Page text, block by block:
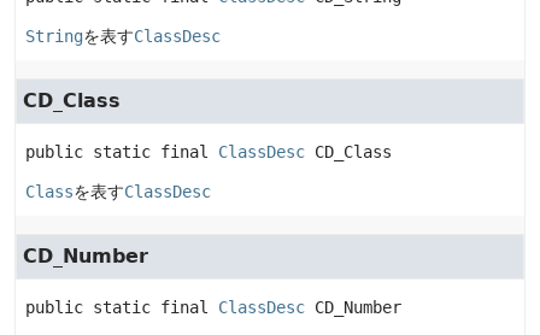
Stringを表すClassDesc
CD_Class
public static final ClassDesc CD_Class
Classを表すClassDesc
CD_Number
public static final ClassDesc CD_Number